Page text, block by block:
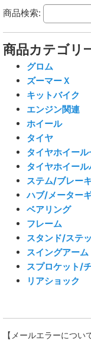
商品検索:
商品カテゴリ
グロム
ズーマーＸ
キットバイク
エンジン関連
ホイール
タイヤ
タイヤホイール
タイヤホイール
ステム/ブレーキ
ハブ/メーター
ベアリング
フレーム
スタンド/ステ
スイングアーム
スプロケット/
リアショック
【メールエラーについ